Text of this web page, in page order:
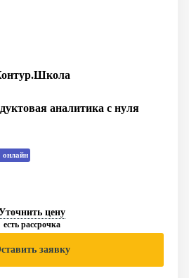
аналитика с нуля
онлайн
цену
есть рассрочка
заявку